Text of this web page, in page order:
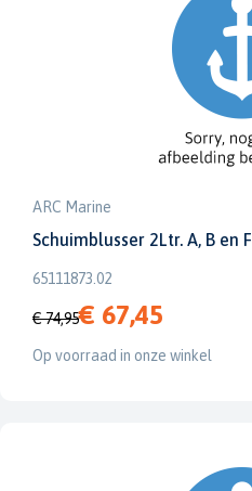
ARC Marine
Schuimblusser 2Ltr. A, B en F
65111873.02
€ 74,95€ 67,45
Op voorraad in onze winkel